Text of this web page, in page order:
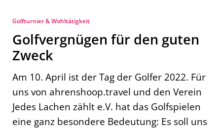
Golfturnier & Wohltätigkeit
Golfvergnügen für den guten
Zweck
Am 10. April ist der Tag der Golfer 2022. Für
uns von ahrenshoop.travel und den Verein
Jedes Lachen zählt e.V. hat das Golfspielen
eine ganz besondere Bedeutung: Es soll uns